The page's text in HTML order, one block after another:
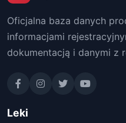
Oficjalna baza danych
informacjami
dokumentacją i danymi z
Leki